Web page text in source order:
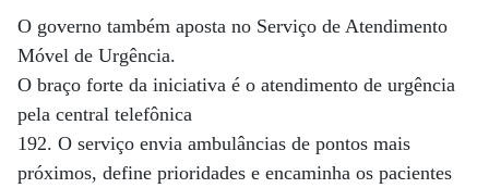
O governo também aposta no Serviço de Atendimento
Móvel de Urgência.
O braço forte da iniciativa é o atendimento de urgência
pela central telefônica
192. O serviço envia ambulâncias de pontos mais
próximos, define prioridades e encaminha os pacientes